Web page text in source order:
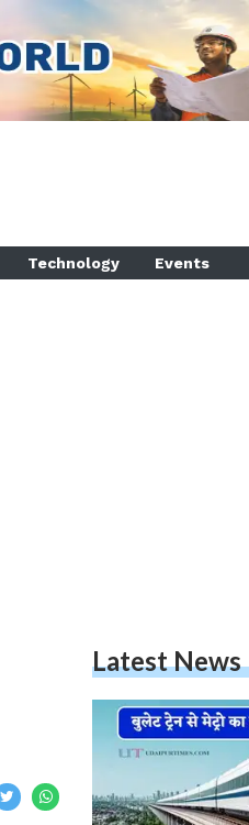
Technology Events
Latest News